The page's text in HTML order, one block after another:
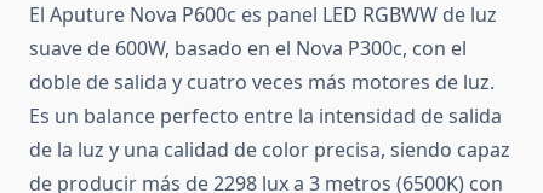
El Aputure Nova P600c es panel LED RGBWW de luz
suave de 600W, basado en el Nova P300c, con el
doble de salida y cuatro veces más motores de luz.
Es un balance perfecto entre la intensidad de salida
de la luz y una calidad de color precisa, siendo capaz
de producir más de 2298 lux a 3 metros (6500K) con